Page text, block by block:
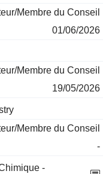
Membre du Conseil
01/06/2026
Membre du Conseil
19/05/2026
Membre du Conseil
-
-